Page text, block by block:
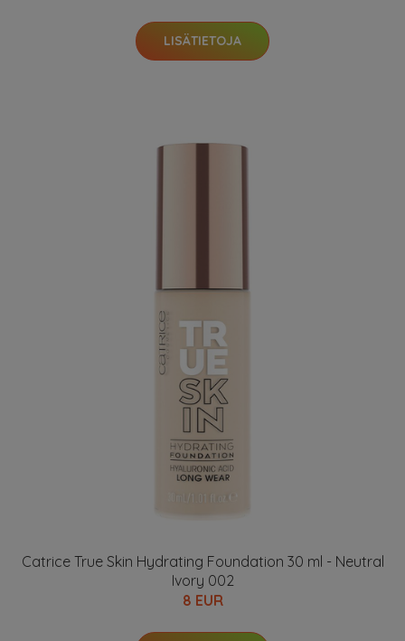
LISÄTIETOJA
Catrice True Skin Hydrating Foundation 30 ml - Neutral
Ivory 002
8 EUR